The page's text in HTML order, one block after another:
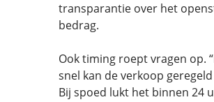
transparantie over het
bedrag.
Ook timing roept vragen op.
snel kan de verkoop geregeld
Bij spoed lukt het binnen 24